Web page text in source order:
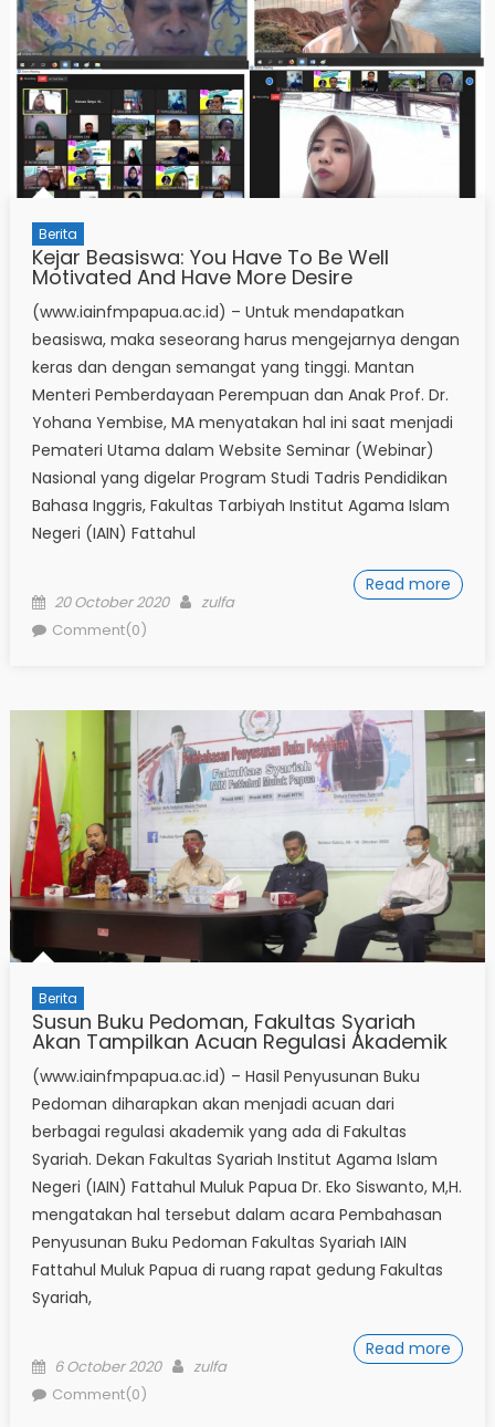
Berita
Kejar Beasiswa: You Have To Be Well
Motivated And Have More Desire
(www.iainfmpapua.ac.id) – Untuk mendapatkan
beasiswa, maka seseorang harus mengejarnya dengan
keras dan dengan semangat yang tinggi. Mantan
Menteri Pemberdayaan Perempuan dan Anak Prof. Dr.
Yohana Yembise, MA menyatakan hal ini saat menjadi
Pemateri Utama dalam Website Seminar (Webinar)
Nasional yang digelar Program Studi Tadris Pendidikan
Bahasa Inggris, Fakultas Tarbiyah Institut Agama Islam
Negeri (IAIN) Fattahul
Read more
Posted
on
20 October 2020 Author
zulfa
Comment(0)
Berita
Susun Buku Pedoman, Fakultas Syariah
Akan Tampilkan Acuan Regulasi Akademik
(www.iainfmpapua.ac.id) – Hasil Penyusunan Buku
Pedoman diharapkan akan menjadi acuan dari
berbagai regulasi akademik yang ada di Fakultas
Syariah. Dekan Fakultas Syariah Institut Agama Islam
Negeri (IAIN) Fattahul Muluk Papua Dr. Eko Siswanto, M,H.
mengatakan hal tersebut dalam acara Pembahasan
Penyusunan Buku Pedoman Fakultas Syariah IAIN
Fattahul Muluk Papua di ruang rapat gedung Fakultas
Syariah,
Read more
Posted
on
6 October 2020 Author
zulfa
Comment(0)